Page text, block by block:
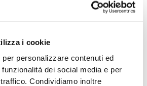
i cookie
personalizzare contenuti ed
dei social media e per
Condividiamo inoltre
Climate-ID